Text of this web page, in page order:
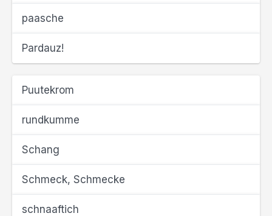
paasche
Pardauz!
Puutekrom
rundkumme
Schang
Schmeck, Schmecke
schnaaftich